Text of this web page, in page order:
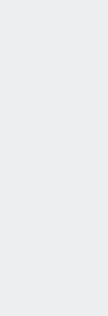
insoumise ou